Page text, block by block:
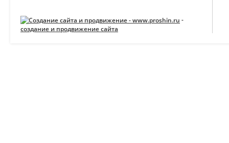
-
создание и продвижение сайта